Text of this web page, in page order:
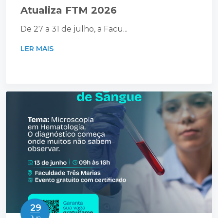
Atualiza FTM 2026
De 27 a 31 de julho, a Facu...
LER MAIS
29